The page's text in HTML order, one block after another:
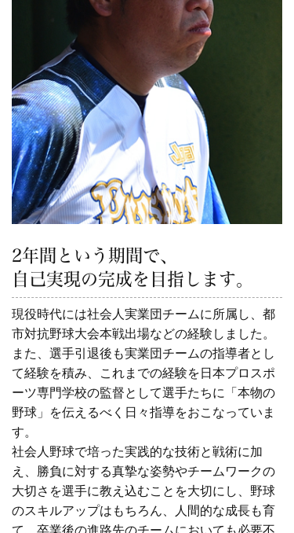
2年間という期間で、
自己実現の完成を目指します。
現役時代には社会人実業団チームに所属し、都
市対抗野球大会本戦出場などの経験しました。
また、選手引退後も実業団チームの指導者とし
て経験を積み、これまでの経験を日本プロスポ
ーツ専門学校の監督として選手たちに「本物の
野球」を伝えるべく日々指導をおこなっていま
す。
社会人野球で培った実践的な技術と戦術に加
え、勝負に対する真摯な姿勢やチームワークの
大切さを選手に教え込むことを大切にし、野球
のスキルアップはもちろん、人間的な成長も育